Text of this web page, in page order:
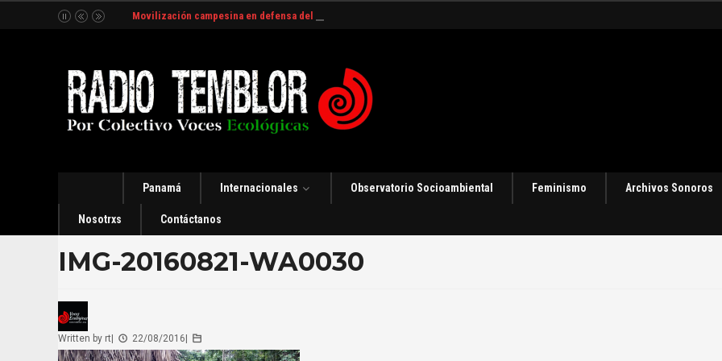
Movilización campesina en defensa del Río Indio en Panamá [Audio]
Panamá Internacionales Observatorio Socioambiental Feminismo Archivos Sonoros
Nosotrxs Contáctanos
IMG-20160821-WA0030
Written by rt 22/08/2016